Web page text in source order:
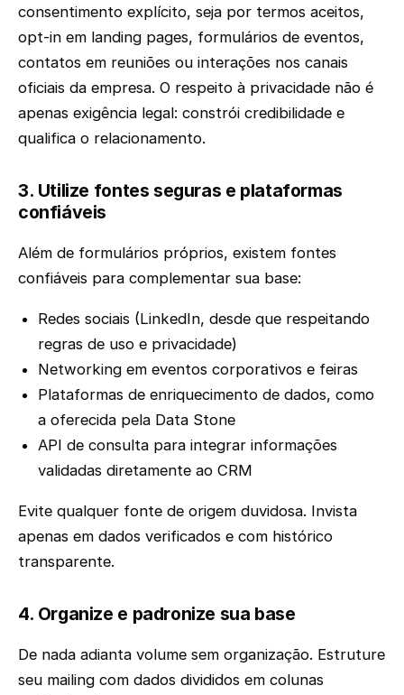
consentimento explícito, seja por termos aceitos,
opt-in em landing pages, formulários de eventos,
contatos em reuniões ou interações nos canais
oficiais da empresa. O respeito à privacidade não é
apenas exigência legal: constrói credibilidade e
qualifica o relacionamento.
3. Utilize fontes seguras e plataformas
confiáveis
Além de formulários próprios, existem fontes
confiáveis para complementar sua base:
Redes sociais (LinkedIn, desde que respeitando
regras de uso e privacidade)
Networking em eventos corporativos e feiras
Plataformas de enriquecimento de dados, como
a oferecida pela Data Stone
API de consulta para integrar informações
validadas diretamente ao CRM
Evite qualquer fonte de origem duvidosa. Invista
apenas em dados verificados e com histórico
transparente.
4. Organize e padronize sua base
De nada adianta volume sem organização. Estruture
seu mailing com dados divididos em colunas